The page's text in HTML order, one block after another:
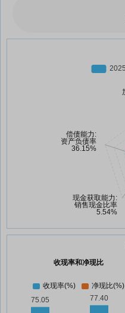
收现率和净现比